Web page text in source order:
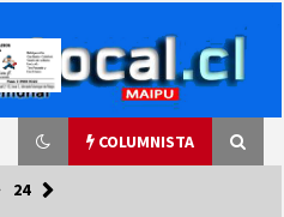
COLUMNISTA
24